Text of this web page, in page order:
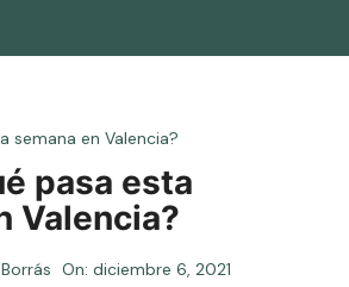
semana en Valencia?
pasa esta
Valencia?
On:diciembre 6, 2021